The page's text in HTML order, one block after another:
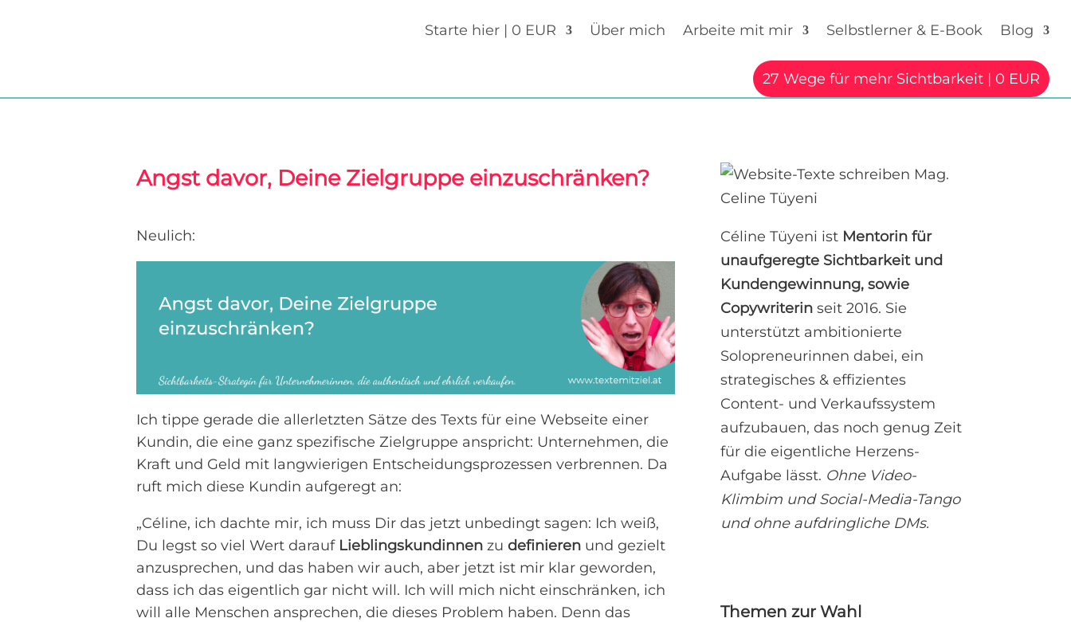
Starte hier | 0 EUR Über mich Arbeite mit mir Selbstlerner & E-Book Blog
27 Wege für mehr Sichtbarkeit | 0 EUR
Angst davor, Deine Zielgruppe einzuschränken?
Neulich:
Ich tippe gerade die allerletzten Sätze des Texts für eine Webseite einer
Kundin, die eine ganz spezifische Zielgruppe anspricht: Unternehmen, die
Kraft und Geld mit langwierigen Entscheidungsprozessen verbrennen. Da
ruft mich diese Kundin aufgeregt an:
„Céline, ich dachte mir, ich muss Dir das jetzt unbedingt sagen: Ich weiß,
Du legst so viel Wert darauf Lieblingskundinnenzu definierenund gezielt
anzusprechen, und das haben wir auch, aber jetzt ist mir klar geworden,
dass ich das eigentlich gar nicht will. Ich will mich nicht einschränken, ich
will alle Menschen ansprechen, die dieses Problem haben. Denn das
Céline Tüyeni ist Mentorin für
unaufgeregte Sichtbarkeit und
Kundengewinnung, sowie
Copywriterin seit 2016. Sie
unterstützt ambitionierte
Solopreneurinnen dabei, ein
strategisches & effizientes
Content- und Verkaufssystem
aufzubauen, das noch genug Zeit
für die eigentliche Herzens-
Aufgabe lässt. Ohne Video-
Klimbim und Social-Media-Tango
und ohne aufdringliche DMs.
Themen zur Wahl